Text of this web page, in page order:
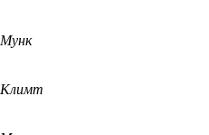
Мунк
Климт